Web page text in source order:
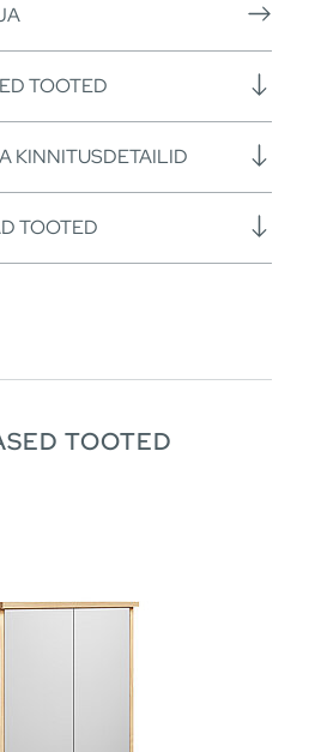
TOOTED
KINNITUSDETAILID
TOOTED
TOOTED